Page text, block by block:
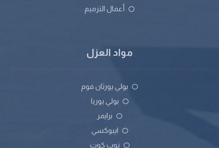
أعمال الترميم
مواد العزل
بولي يورثان فوم
بولي يوريا
برايمر
ايبوكسي
توب كوت